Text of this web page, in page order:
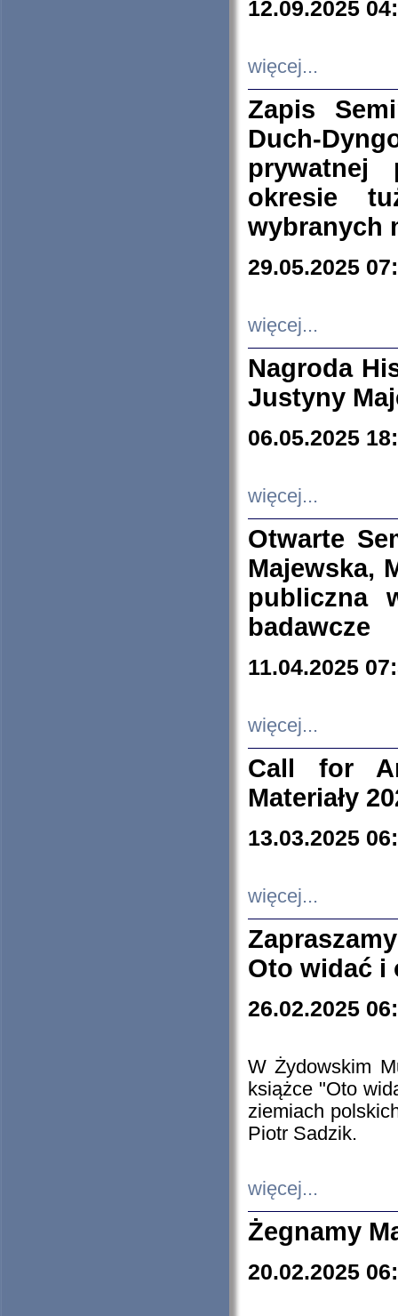
12.09.2025
więcej...
Zapis
Duch-
prywatnej
okresie
wybranych
29.05.2025
więcej...
Nagroda
Justyny
06.05.2025
więcej...
Otwarte
Majewska,
publiczna
badawcze
11.04.2025
więcej...
Call for
Materiały
13.03.2025
więcej...
Oto widać i
26.02.2025
W Żydowskim
książce "Oto
ziemiach
Piotr Sadzik.
więcej...
Żegnamy
20.02.2025